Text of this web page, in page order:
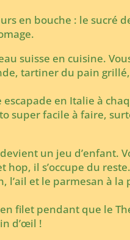
en bouche : le sucré
suisse en cuisine.
tartiner du pain
en Italie à
super facile à faire,
un jeu d’enfant.
hop, il s’occupe du reste.
l’ail et le parmesan à
filet pendant que le
d’œil !